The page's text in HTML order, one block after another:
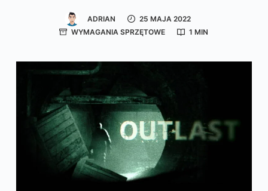
ADRIAN
25 MAJA 2022
WYMAGANIA SPRZĘTOWE
1 MIN